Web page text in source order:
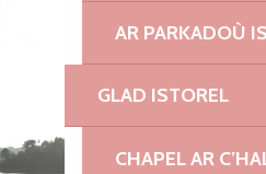
AR PARKADOÙ
GLAD ISTOREL
CHAPEL AR